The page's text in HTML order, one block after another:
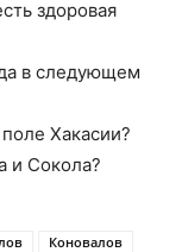
здоровая
в следующем
Хакасии?
и Сокола?
Коновалов